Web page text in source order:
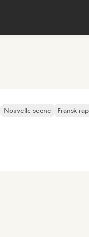
Nouvelle scene Fransk rap